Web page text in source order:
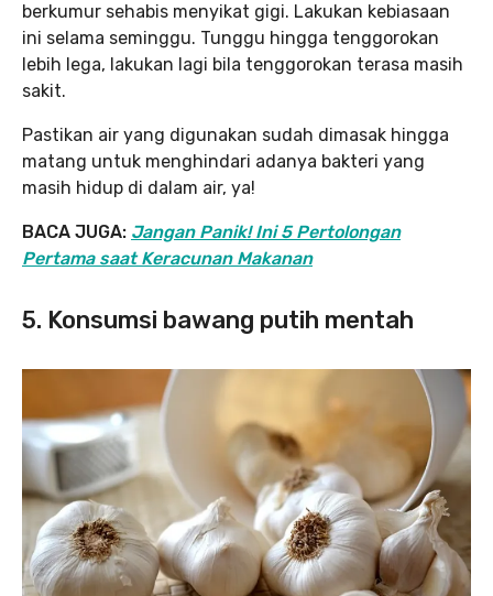
berkumur sehabis menyikat gigi. Lakukan kebiasaan
ini selama seminggu. Tunggu hingga tenggorokan
lebih lega, lakukan lagi bila tenggorokan terasa masih
sakit.
Pastikan air yang digunakan sudah dimasak hingga
matang untuk menghindari adanya bakteri yang
masih hidup di dalam air, ya!
BACA JUGA: Jangan Panik! Ini 5 Pertolongan
Pertama saat Keracunan Makanan
5. Konsumsi bawang putih mentah